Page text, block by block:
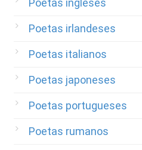
Poetas ingleses
Poetas irlandeses
Poetas italianos
Poetas japoneses
Poetas portugueses
Poetas rumanos